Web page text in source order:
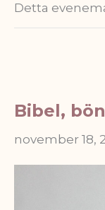
Detta
Bibel,
november 18,